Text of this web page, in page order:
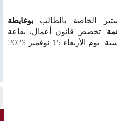
الخاصة بالطالب بوغايطة
" تخصص قانون أعمال، بقاعة
المحاضرات الطابق الاول-بكلية الحقوق والعلوم السياسية- يوم الأربعاء 15 نوفمبر 2023